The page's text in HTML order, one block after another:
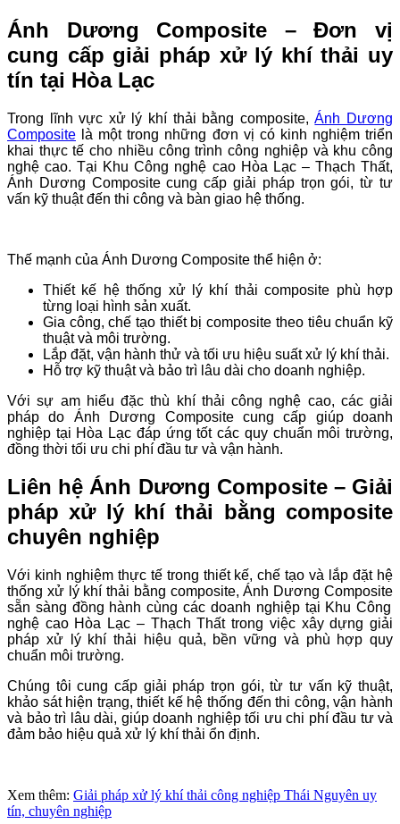
Ánh Dương Composite – Đơn vị
cung cấp giải pháp xử lý khí thải uy
tín tại Hòa Lạc
Trong lĩnh vực xử lý khí thải bằng composite,Ánh Dương
Composite là một trong những đơn vị có kinh nghiệm triển
khai thực tế cho nhiều công trình công nghiệp và khu công
nghệ cao. Tại Khu Công nghệ cao Hòa Lạc – Thạch Thất,
Ánh Dương Composite cung cấp giải pháp trọn gói, từ tư
vấn kỹ thuật đến thi công và bàn giao hệ thống.
Thế mạnh của Ánh Dương Composite thể hiện ở:
Thiết kế hệ thống xử lý khí thải composite phù hợp
từng loại hình sản xuất.
Gia công, chế tạo thiết bị composite theo tiêu chuẩn kỹ
thuật và môi trường.
Lắp đặt, vận hành thử và tối ưu hiệu suất xử lý khí thải.
Hỗ trợ kỹ thuật và bảo trì lâu dài cho doanh nghiệp.
Với sự am hiểu đặc thù khí thải công nghệ cao, các giải
pháp do Ánh Dương Composite cung cấp giúp doanh
nghiệp tại Hòa Lạc đáp ứng tốt các quy chuẩn môi trường,
đồng thời tối ưu chi phí đầu tư và vận hành.
Liên hệ Ánh Dương Composite – Giải
pháp xử lý khí thải bằng composite
chuyên nghiệp
Với kinh nghiệm thực tế trong thiết kế, chế tạo và lắp đặt hệ
thống xử lý khí thải bằng composite,Ánh Dương Composite
sẵn sàng đồng hành cùng các doanh nghiệp tại Khu Công
nghệ cao Hòa Lạc – Thạch Thất trong việc xây dựng giải
pháp xử lý khí thải hiệu quả, bền vững và phù hợp quy
chuẩn môi trường.
Chúng tôi cung cấp giải pháp trọn gói, từ tư vấn kỹ thuật,
khảo sát hiện trạng, thiết kế hệ thống đến thi công, vận hành
và bảo trì lâu dài, giúp doanh nghiệp tối ưu chi phí đầu tư và
đảm bảo hiệu quả xử lý khí thải ổn định.
Xem thêm: Giải pháp xử lý khí thải công nghiệp Thái Nguyên uy
tín, chuyên nghiệp